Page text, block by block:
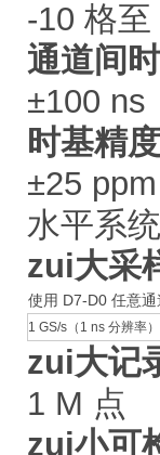
-10 格
通道间
±100 ns
时基精度
±25
水平系
zui大采
使用 D7-D0 任意通
1 GS/s（1 ns 分辨率）
zui大记
1 M 点
zui小可